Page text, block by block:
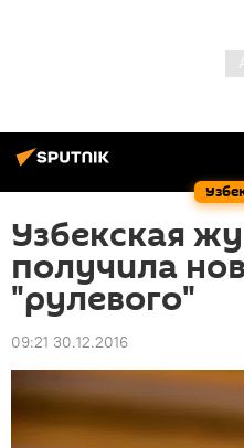
Узбекская
получила
"рулевого"
09:21 30.12.2016